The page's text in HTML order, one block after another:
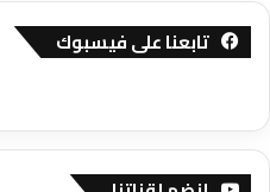
تابعنا على فيسبوك